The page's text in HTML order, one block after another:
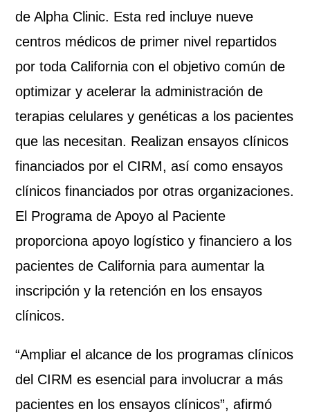
de Alpha Clinic. Esta red incluye nueve
centros médicos de primer nivel repartidos
por toda California con el objetivo común de
optimizar y acelerar la administración de
terapias celulares y genéticas a los pacientes
que las necesitan. Realizan ensayos clínicos
financiados por el CIRM, así como ensayos
clínicos financiados por otras organizaciones.
El Programa de Apoyo al Paciente
proporciona apoyo logístico y financiero a los
pacientes de California para aumentar la
inscripción y la retención en los ensayos
clínicos.
“Ampliar el alcance de los programas clínicos
del CIRM es esencial para involucrar a más
pacientes en los ensayos clínicos”, afirmó